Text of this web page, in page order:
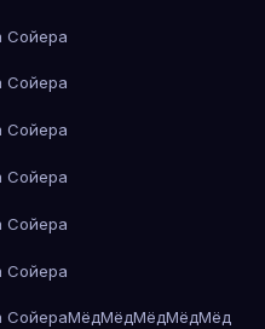
Сойера
Сойера
Сойера
Сойера
Сойера
Сойера
СойераМёдМёдМёдМёдМёд